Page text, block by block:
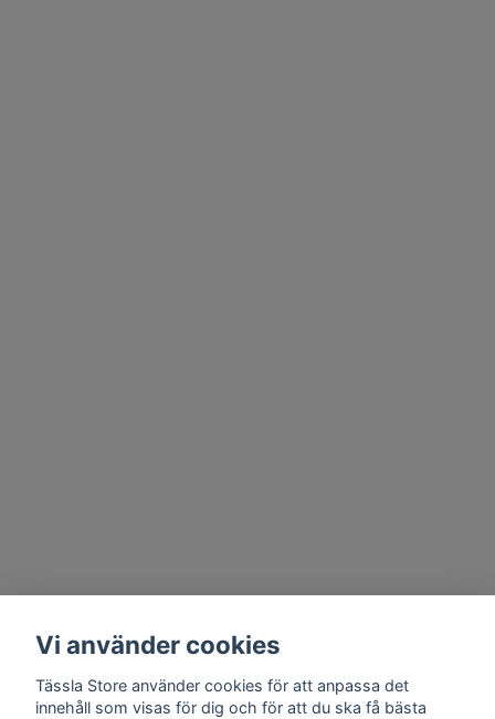
Vi använder cookies
Tässla Store använder cookies för att anpassa det
innehåll som visas för dig och för att du ska få bästa